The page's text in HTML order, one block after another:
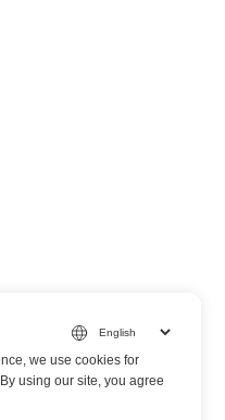
we use cookies for
using our site, you agree